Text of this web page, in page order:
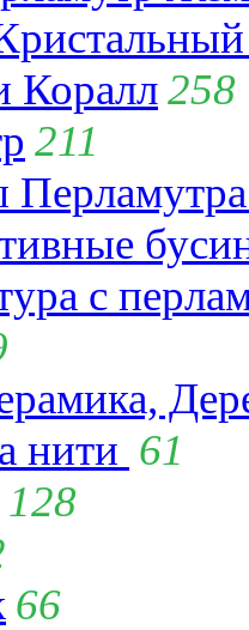
Коралл258
211
с
нити 61
128
66